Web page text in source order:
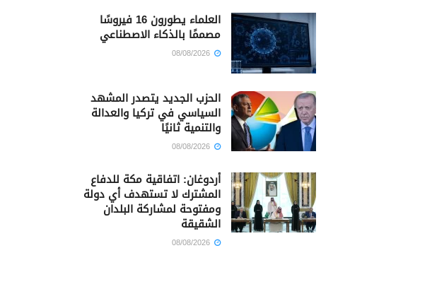
العلماء يطورون 16 فيروسًا
مصممًا بالذكاء الاصطناعي
الحزب الجديد يتصدر المشهد
السياسي في تركيا والعدالة
والتنمية ثانيًا
أردوغان: اتفاقية مكة للدفاع
المشترك لا تستهدف أي دولة
ومفتوحة لمشاركة البلدان
الشقيقة